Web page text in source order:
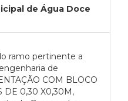
de Água Doce
ramo pertinente a
de
COM BLOCO
DE 0,30 X0,30M,